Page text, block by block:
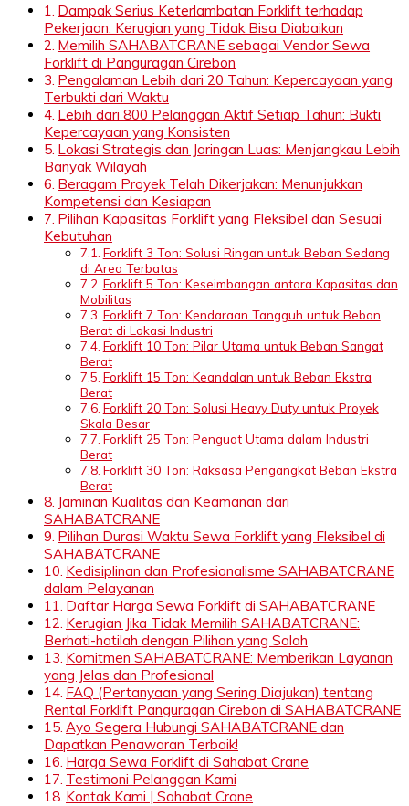
Dampak Serius Keterlambatan Forklift terhadap
Pekerjaan: Kerugian yang Tidak Bisa Diabaikan
Memilih SAHABATCRANE sebagai Vendor Sewa
Forklift di Panguragan Cirebon
Pengalaman Lebih dari 20 Tahun: Kepercayaan yang
Terbukti dari Waktu
Lebih dari 800 Pelanggan Aktif Setiap Tahun: Bukti
Kepercayaan yang Konsisten
Lokasi Strategis dan Jaringan Luas: Menjangkau Lebih
Banyak Wilayah
Beragam Proyek Telah Dikerjakan: Menunjukkan
Kompetensi dan Kesiapan
Pilihan Kapasitas Forklift yang Fleksibel dan Sesuai
Kebutuhan
Forklift 3 Ton: Solusi Ringan untuk Beban Sedang
di Area Terbatas
Forklift 5 Ton: Keseimbangan antara Kapasitas dan
Mobilitas
Forklift 7 Ton: Kendaraan Tangguh untuk Beban
Berat di Lokasi Industri
Forklift 10 Ton: Pilar Utama untuk Beban Sangat
Berat
Forklift 15 Ton: Keandalan untuk Beban Ekstra
Berat
Forklift 20 Ton: Solusi Heavy Duty untuk Proyek
Skala Besar
Forklift 25 Ton: Penguat Utama dalam Industri
Berat
Forklift 30 Ton: Raksasa Pengangkat Beban Ekstra
Berat
Jaminan Kualitas dan Keamanan dari
SAHABATCRANE
Pilihan Durasi Waktu Sewa Forklift yang Fleksibel di
SAHABATCRANE
Kedisiplinan dan Profesionalisme SAHABATCRANE
dalam Pelayanan
Daftar Harga Sewa Forklift di SAHABATCRANE
Kerugian Jika Tidak Memilih SAHABATCRANE:
Berhati-hatilah dengan Pilihan yang Salah
Komitmen SAHABATCRANE: Memberikan Layanan
yang Jelas dan Profesional
FAQ (Pertanyaan yang Sering Diajukan) tentang
Rental Forklift Panguragan Cirebon di SAHABATCRANE
Ayo Segera Hubungi SAHABATCRANE dan
Dapatkan Penawaran Terbaik!
Harga Sewa Forklift di Sahabat Crane
Testimoni Pelanggan Kami
Kontak Kami | Sahabat Crane